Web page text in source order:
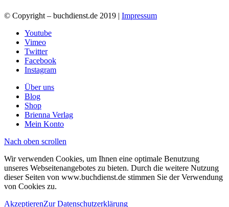
© Copyright – buchdienst.de 2019 | Impressum
Youtube
Vimeo
Twitter
Facebook
Instagram
Über uns
Blog
Shop
Brienna Verlag
Mein Konto
Nach oben scrollen
Wir verwenden Cookies, um Ihnen eine optimale Benutzung
unseres Webseitenangebotes zu bieten. Durch die weitere Nutzung
dieser Seiten von www.buchdienst.de stimmen Sie der Verwendung
von Cookies zu.
AkzeptierenZur Datenschutzerklärung